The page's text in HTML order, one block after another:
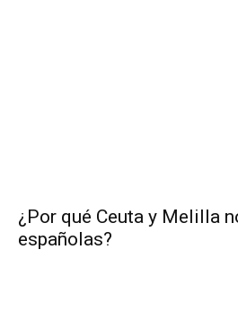
¿Por qué Ceuta y Melilla
españolas?